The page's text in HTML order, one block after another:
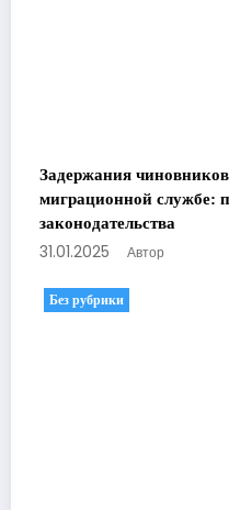
Задержания
миграционной службе:
законодательства
31.01.2025 Автор
Без рубрики